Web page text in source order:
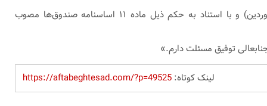
«بر اساس مصوبه جلسه عادی به‌طور فوق‌العاده هیئت امنای صندوق‌های بازنشستگی، پس‌انداز و رفاه کارکنان صنعت نفت در تاریخ (۳۱ فروردین) و با استناد به حکم ذیل ماده ۱۱ اساسنامه صندوق‌ها مصوب
توفیق مسئلت دارم.»
لینک کوتاه: https://aftabeghtesad.com/?p=49525